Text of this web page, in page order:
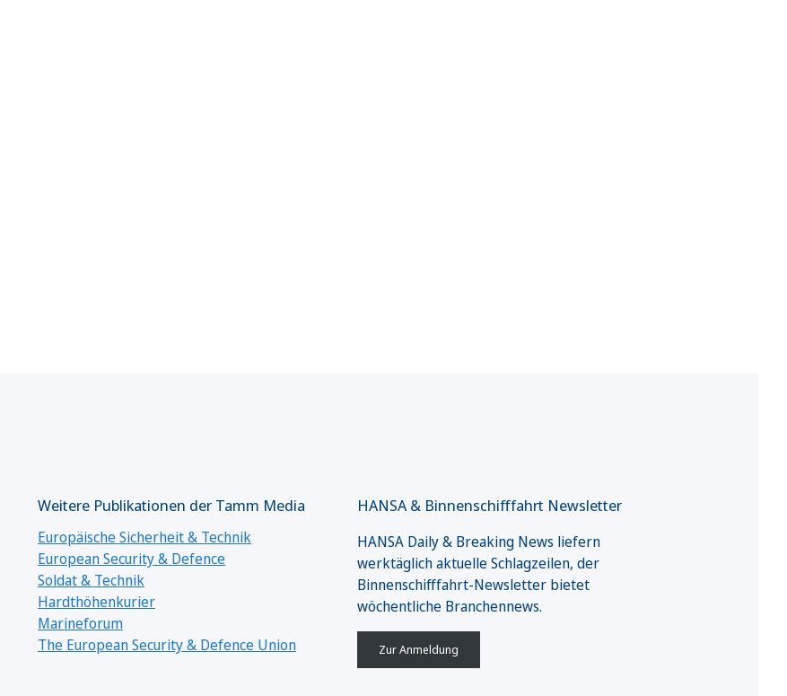
Weitere Publikationen der Tamm Media
Europäische Sicherheit & Technik
European Security & Defence
Soldat & Technik
Hardthöhenkurier
Marineforum
The European Security & Defence Union
HANSA & Binnenschifffahrt Newsletter
HANSA Daily & Breaking News liefern
werktäglich aktuelle Schlagzeilen, der
Binnenschifffahrt-Newsletter bietet
wöchentliche Branchennews.
Zur Anmeldung